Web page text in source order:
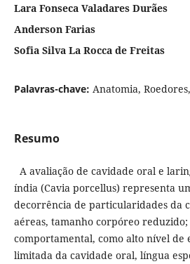
Lara Fonseca Valadares Durães
Anderson Farias
Sofia Silva La Rocca de Freitas
Palavras-chave: Anatomia,
Resumo
A avaliação de cavidade oral e
índia (Cavia porcellus) representa
decorrência de particularidades da
aéreas, tamanho corpóreo
comportamental, como alto nível de
limitada da cavidade oral, língua